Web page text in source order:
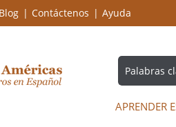
Blog Contáctenos Ayuda
APRENDER